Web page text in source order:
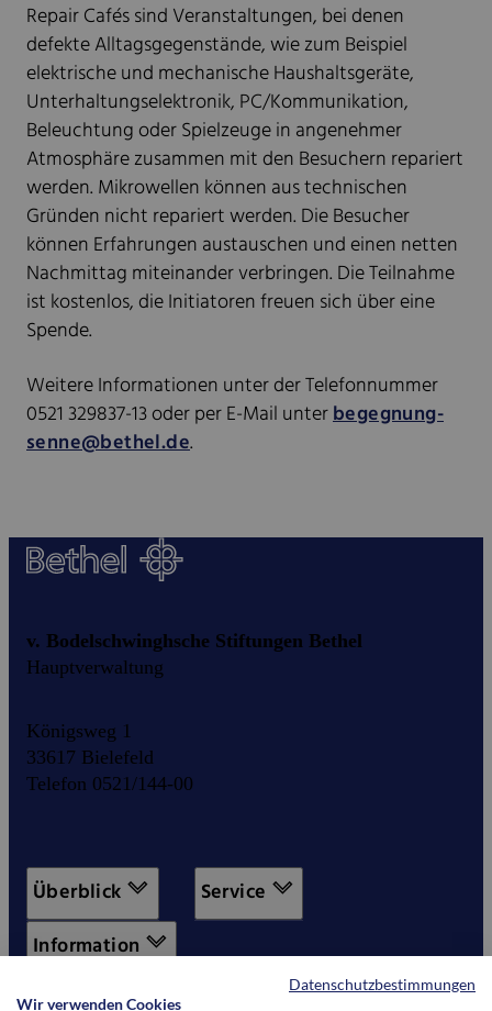
Repair Cafés sind Veranstaltungen, bei denen
defekte Alltagsgegenstände, wie zum Beispiel
elektrische und mechanische Haushaltsgeräte,
Unterhaltungselektronik, PC/Kommunikation,
Beleuchtung oder Spielzeuge in angenehmer
Atmosphäre zusammen mit den Besuchern repariert
werden. Mikrowellen können aus technischen
Gründen nicht repariert werden. Die Besucher
können Erfahrungen austauschen und einen netten
Nachmittag miteinander verbringen. Die Teilnahme
ist kostenlos, die Initiatoren freuen sich über eine
Spende.
Weitere Informationen unter der Telefonnummer
0521 329837-13 oder per E-Mail unterbegegnung-
senne@bethel.de.
v. Bodelschwinghsche Stiftungen Bethel
Hauptverwaltung
Königsweg 1
33617 Bielefeld
Telefon 0521/144-00
Überblick
Service
Information
Datenschutzbestimmungen
Wir verwenden Cookies